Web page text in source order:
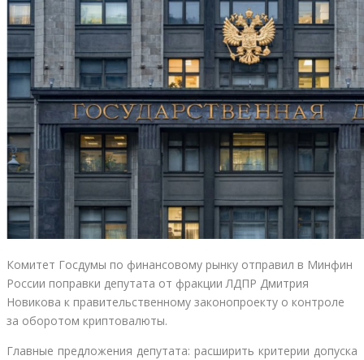
Комитет Госдумы по финансовому рынку отправил в Минфин
России поправки депутата от фракции ЛДПР Дмитрия
Новикова к правительственному законопроекту о контроле
за оборотом криптовалюты.
Главные предложения депутата: расширить критерии допуска